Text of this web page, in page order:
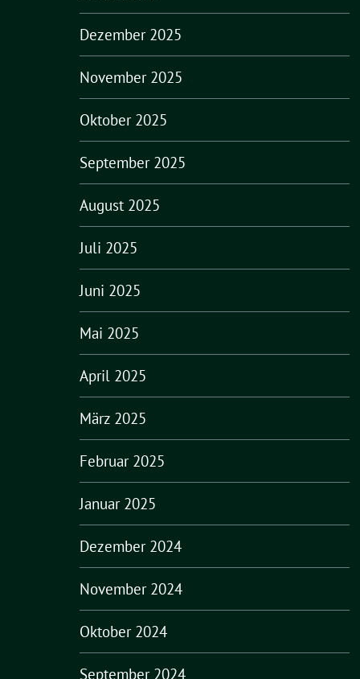
Dezember 2025
November 2025
Oktober 2025
September 2025
August 2025
Juli 2025
Juni 2025
Mai 2025
April 2025
März 2025
Februar 2025
Januar 2025
Dezember 2024
November 2024
Oktober 2024
September 2024